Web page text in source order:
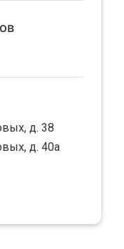
д. 38
д. 40а